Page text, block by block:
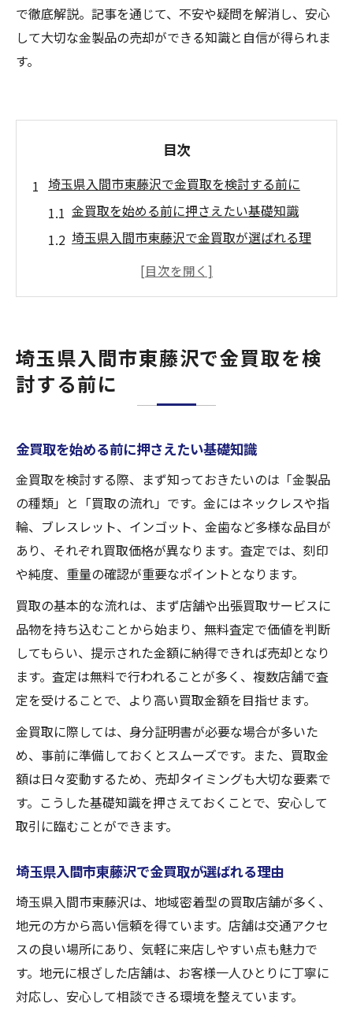
で徹底解説。記事を通じて、不安や疑問を解消し、安心
して大切な金製品の売却ができる知識と自信が得られま
す。
目次
埼玉県入間市東藤沢で金買取を検討する前に
金買取を始める前に押さえたい基礎知識
埼玉県入間市東藤沢で金買取が選ばれる理
金買取相場を知って安心の売却準備を
安心できる金買取と無料査定の選び方
信頼できる金買取店舗を選ぶチェックポイ
ント
査定員の対応で分かる安心できる金買取
埼玉県入間市東藤沢の金買取で重視すべき
点
口コミや評判で安心できる金買取を選ぶ方
法
納得の金買取を実現するポイント解説
金買取で納得の価格を得るためのコツ
金買取の査定基準と価格決定の仕組み
査定前の準備が金買取を左右する理由
金買取で損しないための比較方法
無料査定を活用した金買取成功例
無料査定を活用した賢い金売却の流れ
無料査定から金買取までの基本的な流れ
事前相談で安心できる金買取を実現する
店舗訪問時に確認したい金買取ポイント
査定後の金買取手続きと注意点
スムーズな金買取のための無料査定活用術
信頼重視の金買取サービス活用術
信頼できる金買取店の選び方のコツ
金買取で重視すべきサービス内容とは
埼玉県入間市東藤沢で金買取を検
討する前に
金買取を始める前に押さえたい基礎知識
金買取を検討する際、まず知っておきたいのは「金製品
の種類」と「買取の流れ」です。金にはネックレスや指
輪、ブレスレット、インゴット、金歯など多様な品目が
あり、それぞれ買取価格が異なります。査定では、刻印
や純度、重量の確認が重要なポイントとなります。
買取の基本的な流れは、まず店舗や出張買取サービスに
品物を持ち込むことから始まり、無料査定で価値を判断
してもらい、提示された金額に納得できれば売却となり
ます。査定は無料で行われることが多く、複数店舗で査
定を受けることで、より高い買取金額を目指せます。
金買取に際しては、身分証明書が必要な場合が多いた
め、事前に準備しておくとスムーズです。また、買取金
額は日々変動するため、売却タイミングも大切な要素で
す。こうした基礎知識を押さえておくことで、安心して
取引に臨むことができます。
埼玉県入間市東藤沢で金買取が選ばれる理由
埼玉県入間市東藤沢は、地域密着型の買取店舗が多く、
地元の方から高い信頼を得ています。店舗は交通アクセ
スの良い場所にあり、気軽に来店しやすい点も魅力で
す。地元に根ざした店舗は、お客様一人ひとりに丁寧に
対応し、安心して相談できる環境を整えています。